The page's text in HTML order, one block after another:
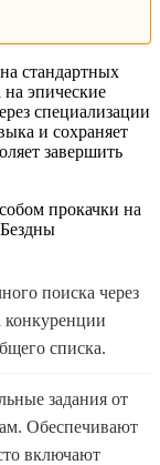
стандартных
на эпические
специализации
и сохраняет
завершить
прокачки на
поиска через
конкуренции
списка.
задания от
Обеспечивают
включают